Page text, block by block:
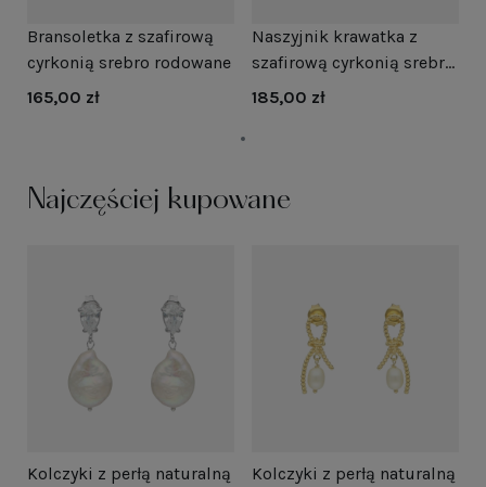
Bransoletka z szafirową
cyrkonią srebro rodowane
165,00 zł
Naszyjnik krawatka z
szafirową cyrkonią srebro
rodowane
185,00 zł
Najczęściej kupowane
Kolczyki z perłą naturalną
Kolczyki z perłą naturalną